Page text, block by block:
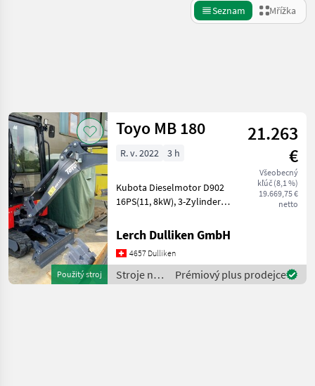
Seznam Mřížka
Kategorie 4 Země Filtry
AKTUÁLNÍ
CESTA
stavebná
technika
Stroje
Na
Stavbu
Mini
Obnovit
Zobrazit
výsledků
Použitý stroj
Toyo MB 180
21.263
€
Všeobecný
kľúč (8,1 %)
19.669,75 €
netto
R. v. 2022 3 h
Kubota Dieselmotor D902
16PS(11, 8kW), 3-Zylinder
Hydrauliksystem
3.Hydrauliksteuerkreis kein
Hecküberstand
(Kurzheckbagger) 180°
verstellbarer Baggera
Lerch Dulliken GmbH
4657 Dulliken
Stroje na
stavbu /
Prémiový plus prodejce